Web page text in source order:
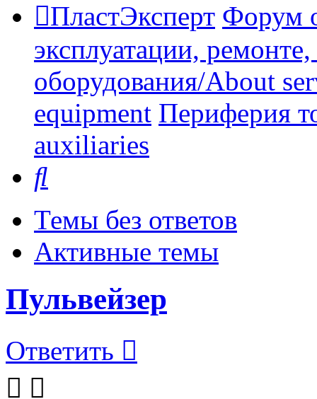
ПластЭксперт Форум
эксплуатации,
оборудования/About
equipment Периферия
auxiliaries
Темы без ответов
Активные темы
Пульвейзер
Ответить